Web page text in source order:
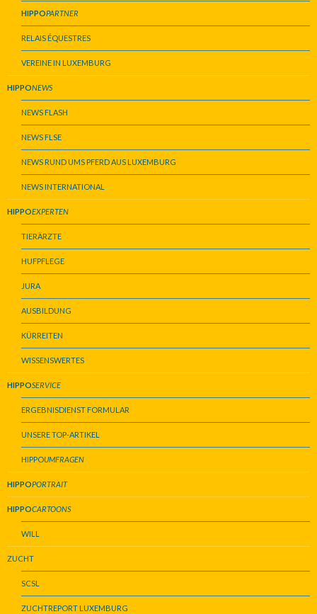
HIPPOPARTNER
RELAIS ÉQUESTRES
VEREINE IN LUXEMBURG
HIPPONEWS
NEWS FLASH
NEWS FLSE
NEWS RUND UMS PFERD AUS LUXEMBURG
NEWS INTERNATIONAL
HIPPOEXPERTEN
TIERÄRZTE
HUFPFLEGE
JURA
AUSBILDUNG
KÜRREITEN
WISSENSWERTES
HIPPOSERVICE
ERGEBNISDIENST FORMULAR
UNSERE TOP-ARTIKEL
HIPPOUMFRAGEN
HIPPOPORTRAIT
HIPPOCARTOONS
WILL
ZUCHT
SCSL
ZUCHTREPORT LUXEMBURG